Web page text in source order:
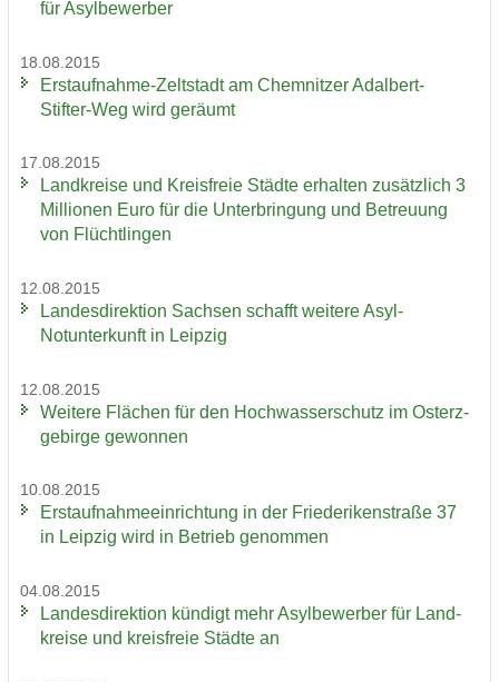
für Asyl­be­wer­ber
18.08.2015
Erstaufnahme-​Zeltstadt am Chem­nit­zer Adalbert-​
Stifter-Weg wird ge­räumt
17.08.2015
Land­krei­se und Kreis­freie Städ­te er­hal­ten zu­sätz­lich 3
Mil­lio­nen Euro für die Un­ter­brin­gung und Be­treu­ung
von Flücht­lin­gen
12.08.2015
Lan­des­di­rek­ti­on Sach­sen schafft wei­te­re Asyl-​
Notunterkunft in Leip­zig
12.08.2015
Wei­te­re Flä­chen für den Hoch­was­ser­schutz im Ost­erz­
ge­bir­ge ge­won­nen
10.08.2015
Erst­auf­nah­me­ein­rich­tung in der Frie­de­ri­ken­stra­ße 37
in Leip­zig wird in Be­trieb ge­nom­men
04.08.2015
Lan­des­di­rek­ti­on kün­digt mehr Asyl­be­wer­ber für Land­
krei­se und kreis­freie Städ­te an